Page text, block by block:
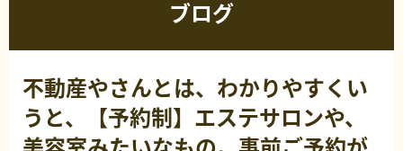
ブログ
不動産やさんとは、わかりやすくい
うと、【予約制】エステサロンや、